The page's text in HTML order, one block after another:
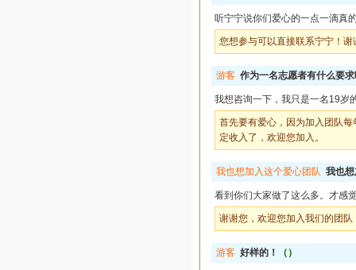
听宁宁说你们爱心的一点一滴真
您想参与可以直接联系宁宁！谢
游客 作为一名志愿者有什么要
我想咨询一下，我只是一名19岁
首先要有爱心，因为加入团队
定收入了，欢迎您加入。
我也想加入这个爱心团队 我也
看到你们大家做了这么多。才感
谢谢您，欢迎您加入我们的团
游客 好样的！ （）